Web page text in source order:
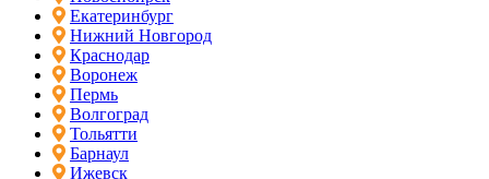
Екатеринбург
Нижний Новгород
Краснодар
Воронеж
Пермь
Волгоград
Тольятти
Барнаул
Ижевск